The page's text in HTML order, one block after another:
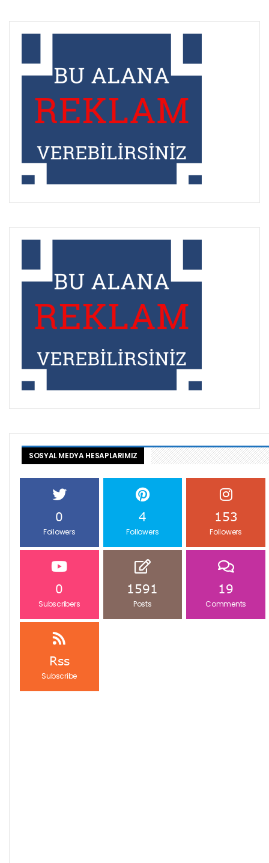
SOSYAL MEDYA HESAPLARIMIZ
0
Followers
4
Followers
153
Followers
0
Subscribers
1591
Posts
19
Comments
Rss
Subscribe